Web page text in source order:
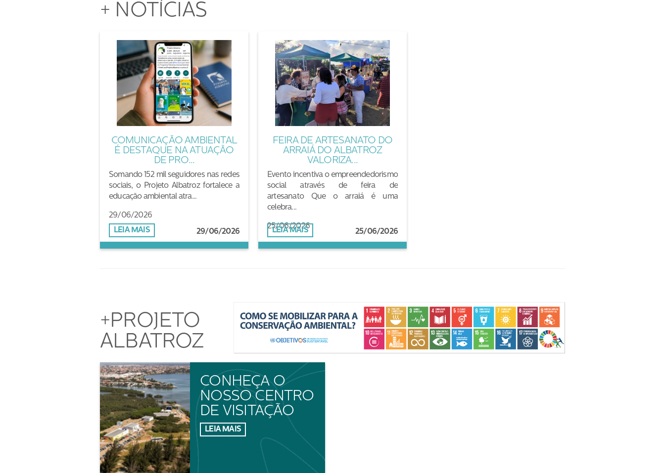
+ NOTÍCIAS
COMUNICAÇÃO AMBIENTAL
É DESTAQUE NA ATUAÇÃO
DE PRO...
Somando 152 mil seguidores nas redes
sociais, o Projeto Albatroz fortalece a
educação ambiental atra...
29/06/2026
29/06/2026
LEIA MAIS
FEIRA DE ARTESANATO DO
ARRAIÁ DO ALBATROZ
VALORIZA...
Evento incentiva o empreendedorismo
social através de feira de
artesanato Que o arraiá é uma
celebra...
25/06/2026
25/06/2026
LEIA MAIS
+PROJETO
ALBATROZ
CONHEÇA O
NOSSO CENTRO
DE VISITAÇÃO
LEIA MAIS